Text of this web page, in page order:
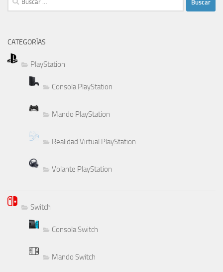
CATEGORÍAS
PlayStation
Consola PlayStation
Mando PlayStation
Realidad Virtual PlayStation
Volante PlayStation
Switch
Consola Switch
Mando Switch